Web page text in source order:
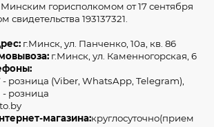
ручки автомобильные – это
безопасности и эстетики вашего
автомобильные дверные ручки
и практичность вашего авто, делая его
удобным.
горисполкомом от 17 сентября
свидетельства 193137321.
г.Минск, ул. Панченко, 10а, кв. 86
г.Минск, ул. Каменногорская, 6
- розница (Viber, WhatsApp, Telegram),
- розница
магазина:круглосуточно(прием